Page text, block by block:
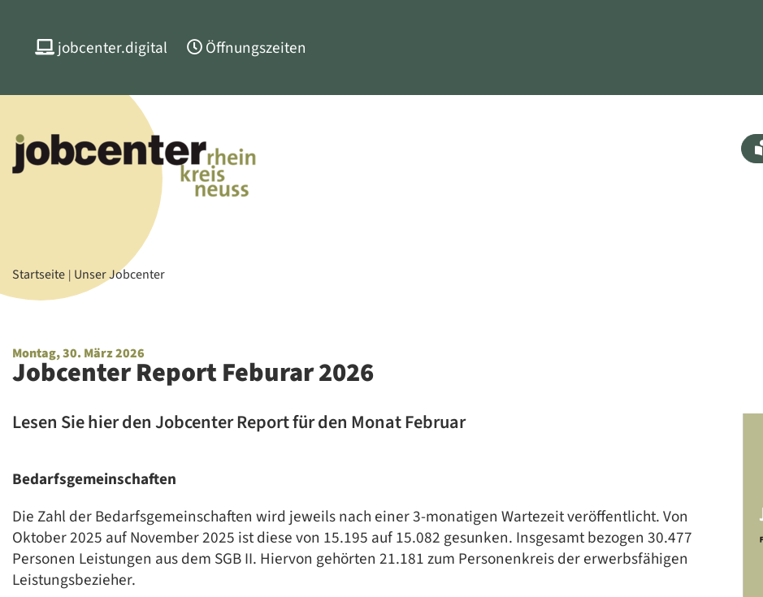
jobcenter.digital Öffnungszeiten
Startseite Unser Jobcenter
Montag, 30. März 2026
Jobcenter Report Feburar 2026
Lesen Sie hier den Jobcenter Report für den Monat Februar
Bedarfsgemeinschaften
Die Zahl der Bedarfsgemeinschaften wird jeweils nach einer 3-monatigen Wartezeit veröffentlicht. Von
Oktober 2025 auf November 2025 ist diese von 15.195 auf 15.082 gesunken. Insgesamt bezogen 30.477
Personen Leistungen aus dem SGB II. Hiervon gehörten 21.181 zum Personenkreis der erwerbsfähigen
Leistungsbezieher.